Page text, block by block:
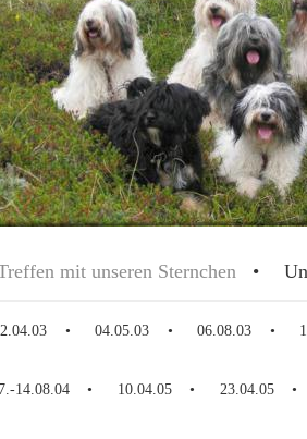
mit unseren Sternchen
04.05.03 06.08.03
14.08.04 10.04.05 23.04.05